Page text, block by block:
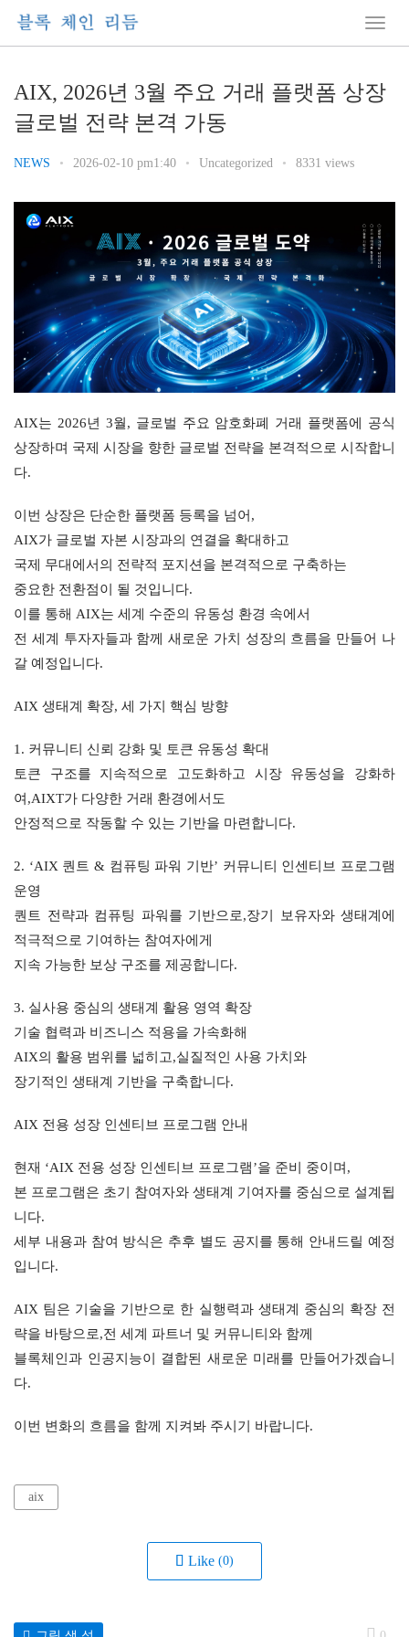
AIX, 2026년 3월 주요 거래 플랫폼 상장
글로벌 전략 본격 가동
NEWS • 2026-02-10 pm1:40 • Uncategorized • 8331 views
AIX는 2026년 3월, 글로벌 주요 암호화폐 거래 플랫폼에 공식
상장하며 국제 시장을 향한 글로벌 전략을 본격적으로 시작합니
다.
이번 상장은 단순한 플랫폼 등록을 넘어,
AIX가 글로벌 자본 시장과의 연결을 확대하고
국제 무대에서의 전략적 포지션을 본격적으로 구축하는
중요한 전환점이 될 것입니다.
이를 통해 AIX는 세계 수준의 유동성 환경 속에서
전 세계 투자자들과 함께 새로운 가치 성장의 흐름을 만들어 나
갈 예정입니다.
AIX 생태계 확장, 세 가지 핵심 방향
1. 커뮤니티 신뢰 강화 및 토큰 유동성 확대
토큰 구조를 지속적으로 고도화하고 시장 유동성을 강화하
여,AIXT가 다양한 거래 환경에서도
안정적으로 작동할 수 있는 기반을 마련합니다.
2. ‘AIX 퀀트 & 컴퓨팅 파워 기반’ 커뮤니티 인센티브 프로그램
운영
퀀트 전략과 컴퓨팅 파워를 기반으로,장기 보유자와 생태계에
적극적으로 기여하는 참여자에게
지속 가능한 보상 구조를 제공합니다.
3. 실사용 중심의 생태계 활용 영역 확장
기술 협력과 비즈니스 적용을 가속화해
AIX의 활용 범위를 넓히고,실질적인 사용 가치와
장기적인 생태계 기반을 구축합니다.
AIX 전용 성장 인센티브 프로그램 안내
현재 ‘AIX 전용 성장 인센티브 프로그램’을 준비 중이며,
본 프로그램은 초기 참여자와 생태계 기여자를 중심으로 설계됩
니다.
세부 내용과 참여 방식은 추후 별도 공지를 통해 안내드릴 예정
입니다.
AIX 팀은 기술을 기반으로 한 실행력과 생태계 중심의 확장 전
략을 바탕으로,전 세계 파트너 및 커뮤니티와 함께
블록체인과 인공지능이 결합된 새로운 미래를 만들어가겠습니
다.
이번 변화의 흐름을 함께 지켜봐 주시기 바랍니다.
aix
Like (0)